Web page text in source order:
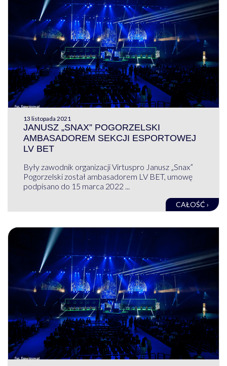
13 listopada 2021
JANUSZ „SNAX” POGORZELSKI
AMBASADOREM SEKCJI ESPORTOWEJ
LV BET
Były zawodnik organizacji Virtuspro Janusz „Snax”
Pogorzelski został ambasadorem LV BET, umowę
podpisano do 15 marca 2022 ...
CAŁOŚĆ ›